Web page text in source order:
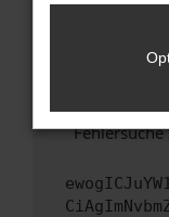
Wende
Wenn du
hast,
versuchen,
uns diesen